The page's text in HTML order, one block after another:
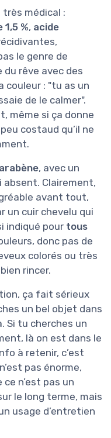
très médical :
%, acide
le genre de
rêve avec des
couleur : "tu as un
de le calmer".
même si ça donne
costaud qu’il ne
, avec un
Clairement,
avant tout,
un cuir chevelu qui
indiqué pour tous
donc pas de
colorés ou très
rincer.
ça fait sérieux
un bel objet dans
Si tu cherches un
là on est dans le
à retenir, c’est
pas énorme,
n’est pas un
le long terme, mais
usage d’entretien